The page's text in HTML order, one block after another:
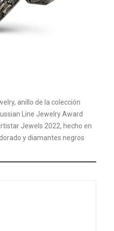
anillo de la colección
Line Jewelry Award
Jewels 2022, hecho en
y diamantes negros